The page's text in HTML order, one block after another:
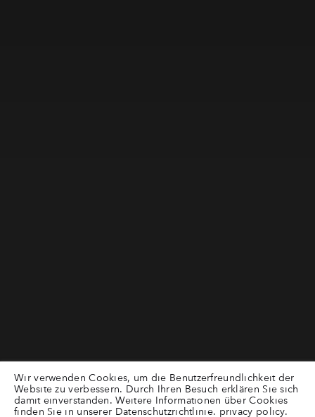
Wir verwenden Cookies, um die Benutzerfreundlichkeit der
Website zu verbessern. Durch Ihren Besuch erklären Sie sich
damit einverstanden. Weitere Informationen über Cookies
finden Sie in unserer Datenschutzrichtlinie. privacy policy.